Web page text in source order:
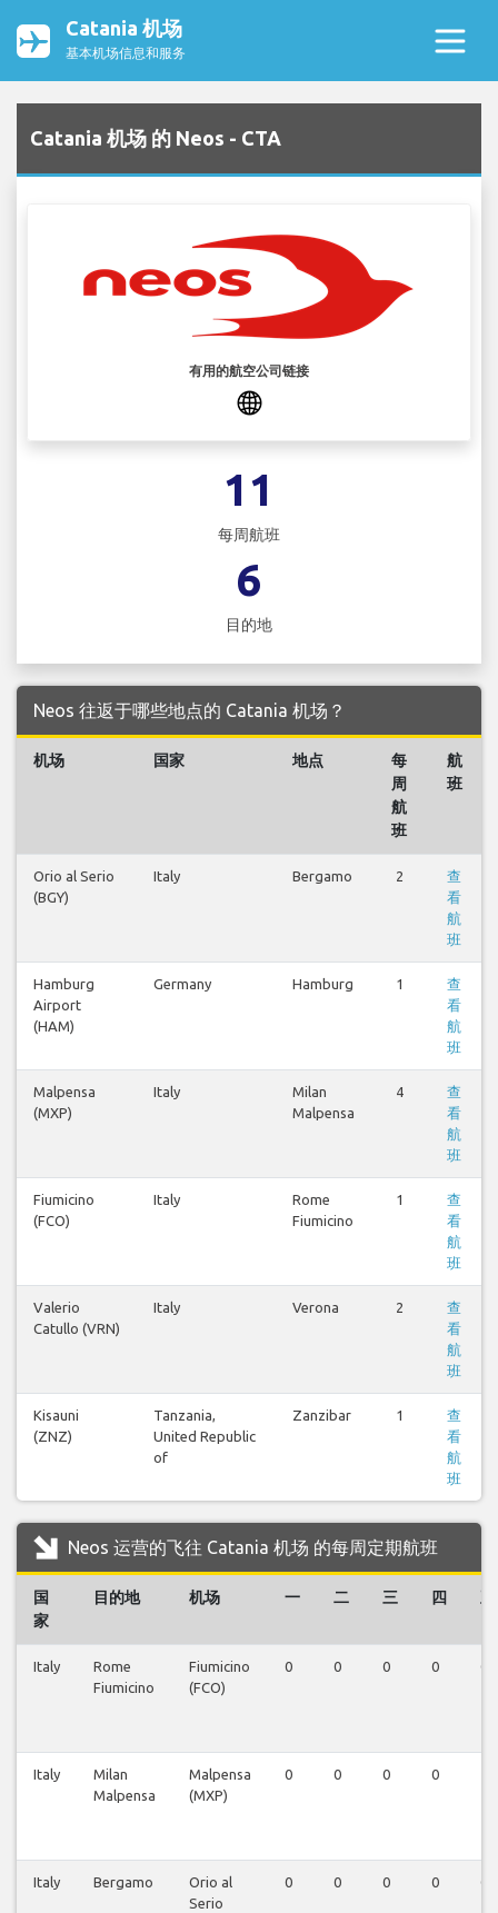
Catania 机场
基本机场信息和服务
Catania 机场 的 Neos - CTA
有用的航空公司链接
11
每周航班
6
目的地
Neos 往返于哪些地点的 Catania 机场？
机场 国家 地点
每
周
航
班
航
班
Orio al Serio
(BGY)
Italy Bergamo 2
查
看
航
班
Hamburg
Airport
(HAM)
Germany Hamburg 1
查
看
航
班
Malpensa
(MXP)
Italy
Milan
Malpensa
4
查
看
航
班
Fiumicino
(FCO)
Italy
Rome
Fiumicino
1
查
看
航
班
Valerio
Catullo (VRN)
Italy Verona 2
查
看
航
班
Kisauni
(ZNZ)
Tanzania,
United Republic
of
Zanzibar 1
查
看
航
班
Neos 运营的飞往 Catania 机场 的每周定期航班
国
家
目的地 机场 一 二 三 四 五
Italy
Rome
Fiumicino
Fiumicino
(FCO)
0 0 0 0 0
Italy
Milan
Malpensa
Malpensa
(MXP)
0 0 0 0
Italy Bergamo
Orio al
Serio
0 0 0 0 0